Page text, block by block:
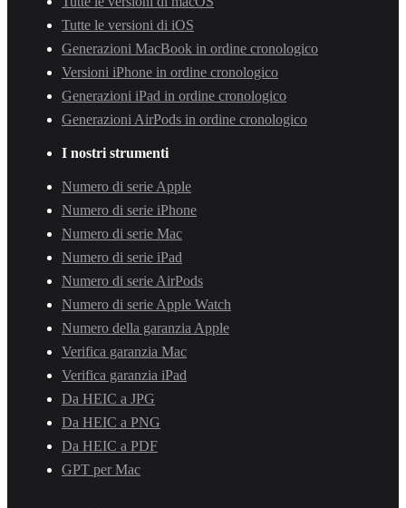
Tutte le versioni di iOS
Generazioni MacBook in ordine cronologico
Versioni iPhone in ordine cronologico
Generazioni iPad in ordine cronologico
Generazioni AirPods in ordine cronologico
I nostri strumenti
Numero di serie Apple
Numero di serie iPhone
Numero di serie Mac
Numero di serie iPad
Numero di serie AirPods
Numero di serie Apple Watch
Numero della garanzia Apple
Verifica garanzia Mac
Verifica garanzia iPad
Da HEIC a JPG
Da HEIC a PNG
Da HEIC a PDF
GPT per Mac